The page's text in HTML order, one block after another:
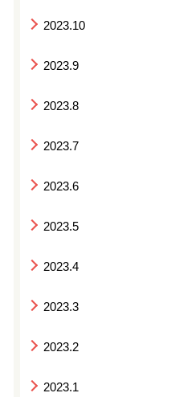
2023.10
2023.9
2023.8
2023.7
2023.6
2023.5
2023.4
2023.3
2023.2
2023.1